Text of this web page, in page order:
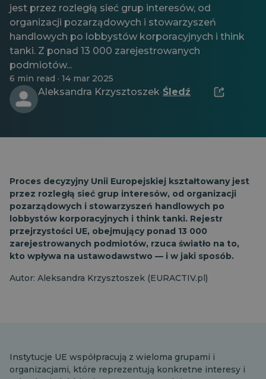
jest przez rozległą sieć grup interesów, od
organizacji pozarządowych i stowarzyszeń
handlowych po lobbystów korporacyjnych i think
tanki. Z ponad 13 000 zarejestrowanych
podmiotów...
6 min read · 14 mar 2025
Aleksandra Krzysztoszek·Śledź
Proces decyzyjny Unii Europejskiej kształtowany jest
przez rozległą sieć grup interesów, od organizacji
pozarządowych i stowarzyszeń handlowych po
lobbystów korporacyjnych i think tanki. Rejestr
przejrzystości UE, obejmujący ponad 13 000
zarejestrowanych podmiotów, rzuca światło na to,
kto wpływa na ustawodawstwo — i w jaki sposób.
Autor: Aleksandra Krzysztoszek (EURACTIV.pl)
Instytucje UE współpracują z wieloma grupami i
organizacjami, które reprezentują konkretne interesy i